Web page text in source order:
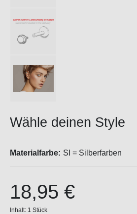
Wähle deinen Style
Materialfarbe: SI = Silberfarben
18,95 €
Inhalt: 1 Stück